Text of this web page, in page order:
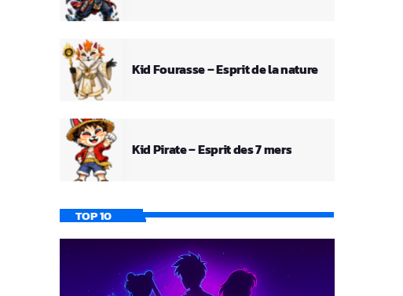
Kid Fourasse – Esprit de la nature
Kid Pirate – Esprit des 7 mers
TOP 10